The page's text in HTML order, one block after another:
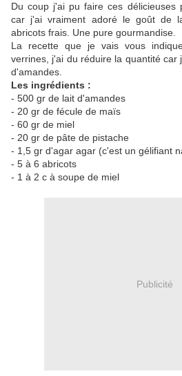
Du coup j'ai pu faire ces délicieuses
car j'ai vraiment adoré le goût de
abricots frais. Une pure gourmandise.
La recette que je vais vous
verrines, j'ai du réduire la quantité car
d'amandes.
Les ingrédients :
- 500 gr de lait d'amandes
- 20 gr de fécule de maïs
- 60 gr de miel
- 20 gr de pâte de pistache
- 1,5 gr d'agar agar (c'est un gélifiant
- 5 à 6 abricots
- 1 à 2 c à soupe de miel
Publicité